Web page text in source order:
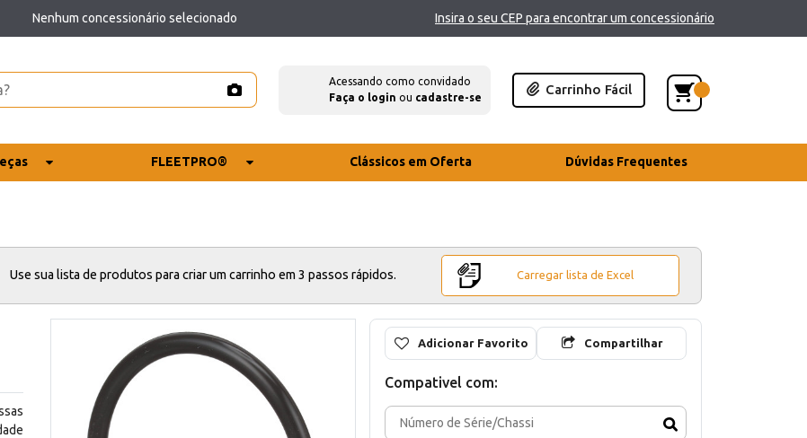
Nenhum concessionário selecionado Insira o seu CEP para encontrar um concessionário
Acessando como convidado
Faça o login ou cadastre-se
Carrinho Fácil
FLEETPRO® Clássicos em Oferta Dúvidas Frequentes
Use sua lista de produtos para criar um carrinho em 3 passos rápidos. Carregar lista de Excel
Adicionar Favorito Compartilhar
Compativel com: